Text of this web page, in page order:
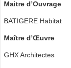
Maitre d’Ouvrage
BATIGERE Habitat
Maître d’Œuvre
GHX Architectes